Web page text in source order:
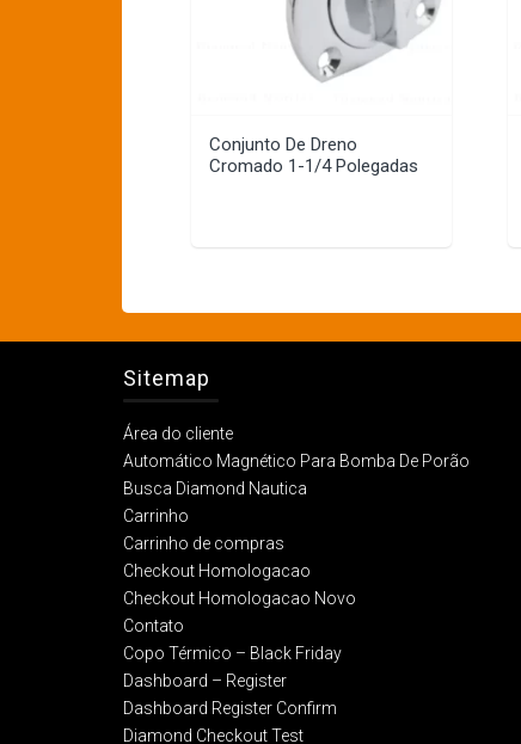
Conjunto De Dreno
Cromado 1-1/4 Polegadas
Sitemap
Área do cliente
Automático Magnético Para Bomba De Porão
Busca Diamond Nautica
Carrinho
Carrinho de compras
Checkout Homologacao
Checkout Homologacao Novo
Contato
Copo Térmico – Black Friday
Dashboard – Register
Dashboard Register Confirm
Diamond Checkout Test